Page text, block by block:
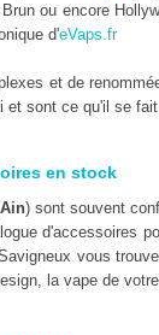
ou encore
d'eVaps.fr
et de
et sont ce qu'il se
en stock
Ain) sont souvent
d'accessoires
vous
la vape de